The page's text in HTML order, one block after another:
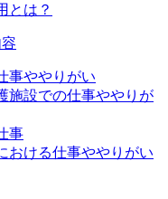
とは？
事ややりがい
施設での仕事ややりが
事
おける仕事ややりがい